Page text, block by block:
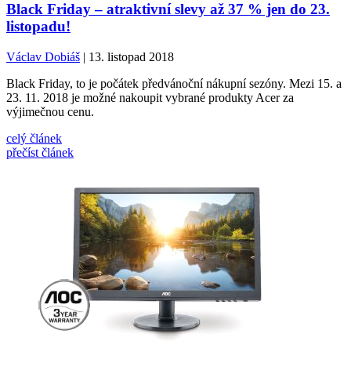
Black Friday – atraktivní slevy až 37 % jen do 23.
listopadu!
Václav Dobiáš | 13. listopad 2018
Black Friday, to je počátek předvánoční nákupní sezóny. Mezi 15. a
23. 11. 2018 je možné nakoupit vybrané produkty Acer za
výjimečnou cenu.
celý článek
přečíst článek